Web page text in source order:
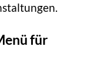
für